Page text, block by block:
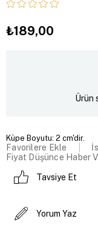
₺189,00
Ürün
Küpe Boyutu: 2 cm'dir.
Favorilere Ekle
Fiyat Düşünce Haber
Tavsiye Et
Yorum Yaz